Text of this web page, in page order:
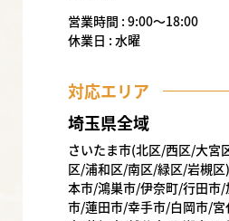
営業時間 : 9:00〜18:00
休業日 : 水曜
対応エリア
埼玉県全域
さいたま市(北区/西区/大宮
区/浦和区/南区/緑区/岩槻
本市/鴻巣市/伊奈町/行田市
市/蓮田市/幸手市/白岡市/